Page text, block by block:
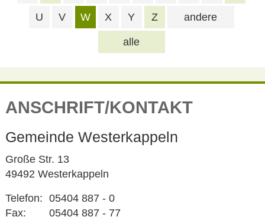
alle
U V W X Y Z andere
ANSCHRIFT/KONTAKT
Gemeinde Westerkappeln
Große Str. 13
49492 Westerkappeln
Telefon: 05404 887 - 0
Fax:
05404 887 - 77